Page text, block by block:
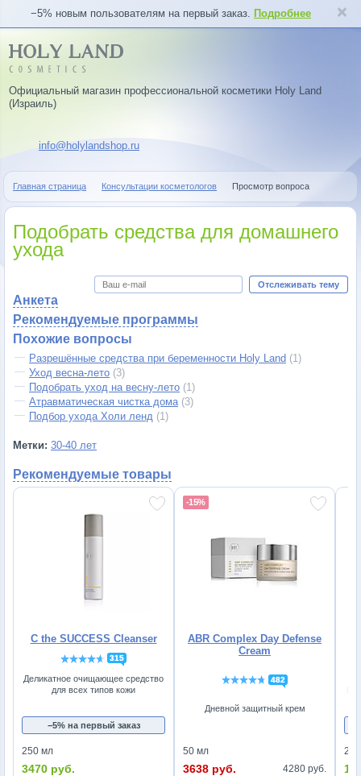
−5% новым пользователям на первый заказ. Подробнее
Официальный магазин профессиональной косметики Holy Land
(Израиль)
info@holylandshop.ru
Главная страница Консультации косметологов Просмотр вопроса
Подобрать средства для домашнего
ухода
Отслеживать тему
Анкета
Рекомендуемые программы
Похожие вопросы
Разрешённые средства при беременности Holy Land (1)
Уход весна-лето (3)
Подобрать уход на весну-лето (1)
Атравматическая чистка дома (3)
Подбор ухода Холи ленд (1)
Метки: 30-40 лет
Рекомендуемые товары
C the SUCCESS Cleanser
315
Деликатное очищающее средство
для всех типов кожи
−5% на первый заказ
250 мл
3470 руб.
ABR Complex Day Defense
Cream
482
Дневной защитный крем
-15%
50 мл
3638 руб. 4280 руб.